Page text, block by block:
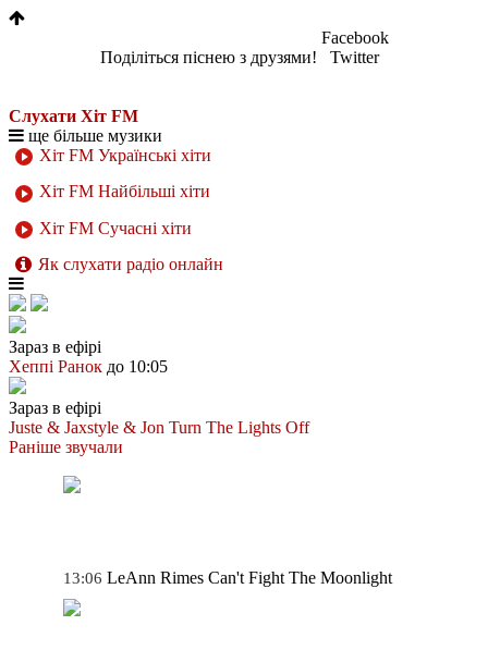
Поділіться піснею з друзями!
Facebook
Twitter
Слухати Хіт FM
ще більше музики
Хіт FM Українські хіти
Хіт FM Найбільші хіти
Хіт FM Сучасні хіти
Як слухати радіо онлайн
Зараз в ефірі
Хеппі Ранок до 10:05
Зараз в ефірі
Juste & Jaxstyle & Jon Turn The Lights Off
Раніше звучали
13:06 LeAnn Rimes Can't Fight The Moonlight